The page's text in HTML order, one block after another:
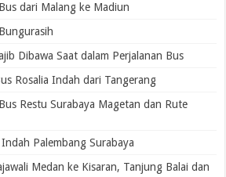
dari Malang ke Madiun
Dibawa Saat dalam Perjalanan Bus
Rosalia Indah dari Tangerang
Restu Surabaya Magetan dan Rute
Palembang Surabaya
Medan ke Kisaran, Tanjung Balai dan